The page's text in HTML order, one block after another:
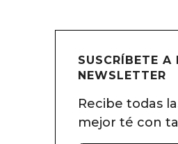
SUSCRÍBETE A
NEWSLETTER
Recibe todas
mejor té con